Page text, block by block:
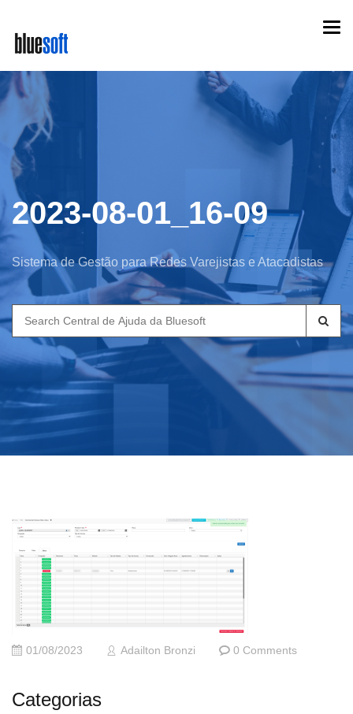
main
content
2023-08-01_16-09
Sistema de Gestão para Redes Varejistas e Atacadistas
Search
for:
01/08/2023 Adailton Bronzi 0 Comments
Categorias